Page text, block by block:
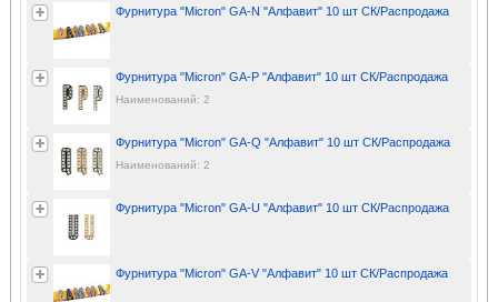
Фурнитура "Micron" GA-N "Алфавит" 10 шт СК/Распродажа
Фурнитура "Micron" GA-P "Алфавит" 10 шт СК/Распродажа
Наименований: 2
Фурнитура "Micron" GA-Q "Алфавит" 10 шт СК/Распродажа
Наименований: 2
Фурнитура "Micron" GA-U "Алфавит" 10 шт СК/Распродажа
Фурнитура "Micron" GA-V "Алфавит" 10 шт СК/Распродажа